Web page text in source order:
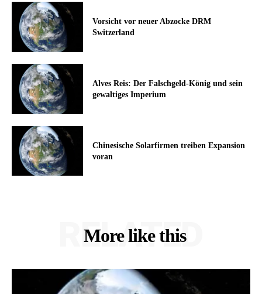
Vorsicht vor neuer Abzocke DRM
Switzerland
Alves Reis: Der Falschgeld-König und sein
gewaltiges Imperium
Chinesische Solarfirmen treiben Expansion
voran
More like this
RELATED